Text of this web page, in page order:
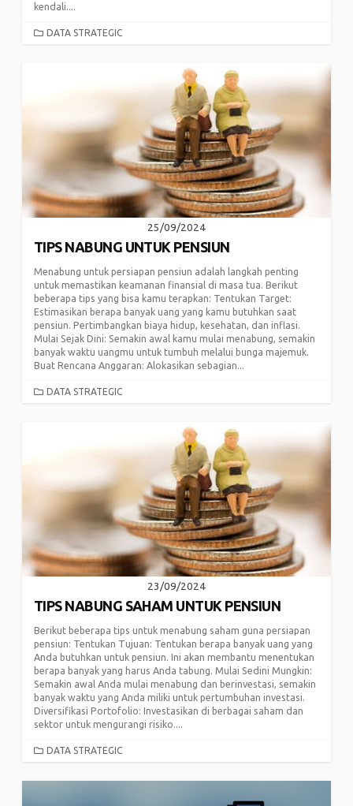
kendali....
CATEGORIES
DATA STRATEGIC
25/09/2024
TIPS NABUNG UNTUK PENSIUN
Menabung untuk persiapan pensiun adalah langkah penting
untuk memastikan keamanan finansial di masa tua. Berikut
beberapa tips yang bisa kamu terapkan: Tentukan Target:
Estimasikan berapa banyak uang yang kamu butuhkan saat
pensiun. Pertimbangkan biaya hidup, kesehatan, dan inflasi.
Mulai Sejak Dini: Semakin awal kamu mulai menabung, semakin
banyak waktu uangmu untuk tumbuh melalui bunga majemuk.
Buat Rencana Anggaran: Alokasikan sebagian...
CATEGORIES
DATA STRATEGIC
23/09/2024
TIPS NABUNG SAHAM UNTUK PENSIUN
Berikut beberapa tips untuk menabung saham guna persiapan
pensiun: Tentukan Tujuan: Tentukan berapa banyak uang yang
Anda butuhkan untuk pensiun. Ini akan membantu menentukan
berapa banyak yang harus Anda tabung. Mulai Sedini Mungkin:
Semakin awal Anda mulai menabung dan berinvestasi, semakin
banyak waktu yang Anda miliki untuk pertumbuhan investasi.
Diversifikasi Portofolio: Investasikan di berbagai saham dan
sektor untuk mengurangi risiko....
CATEGORIES
DATA STRATEGIC